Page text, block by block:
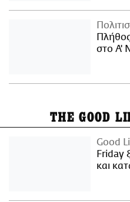
στο Α'
THE GOOD
Good
Friday
και